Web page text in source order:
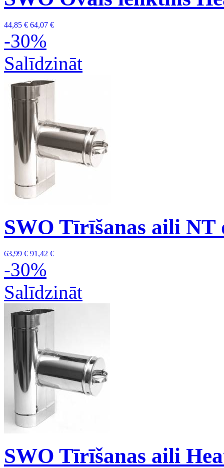
44,85 € 64,07 €
-30%
Salīdzināt
SWO Tīrīšanas aili NT
63,99 € 91,42 €
-30%
Salīdzināt
SWO Tīrīšanas aili